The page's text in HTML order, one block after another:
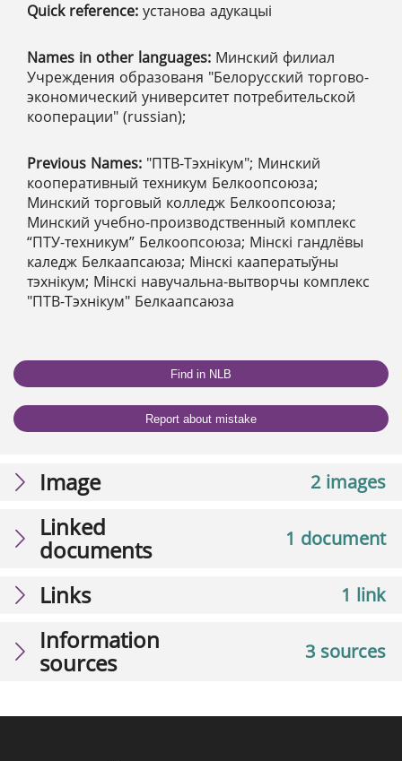
Quick reference: установа адукацыі
Names in other languages: Минский филиал
Учреждения образованя "Белорусский торгово-
экономический университет потребительской
кооперации" (russian);
Previous Names: "ПТВ-Тэхнікум"; Минский
кооперативный техникум Белкоопсоюза;
Минский торговый колледж Белкоопсоюза;
Минский учебно-производственный комплекс
“ПТУ-техникум” Белкоопсоюза; Мінскі гандлёвы
каледж Белкаапсаюза; Мінскі кааператыўны
тэхнікум; Мінскі навучальна-вытворчы комплекс
"ПТВ-Тэхнікум" Белкаапсаюза
Find in NLB
Report about mistake
2 images
Image
1 document
Linked
documents
1 link
Links
3 sources
Information
sources